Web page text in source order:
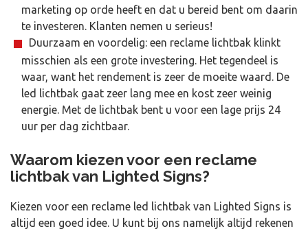
marketing op orde heeft en dat u bereid bent om daarin
te investeren. Klanten nemen u serieus!
Duurzaam en voordelig: een reclame lichtbak klinkt
misschien als een grote investering. Het tegendeel is
waar, want het rendement is zeer de moeite waard. De
led lichtbak gaat zeer lang mee en kost zeer weinig
energie. Met de lichtbak bent u voor een lage prijs 24
uur per dag zichtbaar.
Waarom kiezen voor een reclame
lichtbak van Lighted Signs?
Kiezen voor een reclame led lichtbak van Lighted Signs is
altijd een goed idee. U kunt bij ons namelijk altijd rekenen